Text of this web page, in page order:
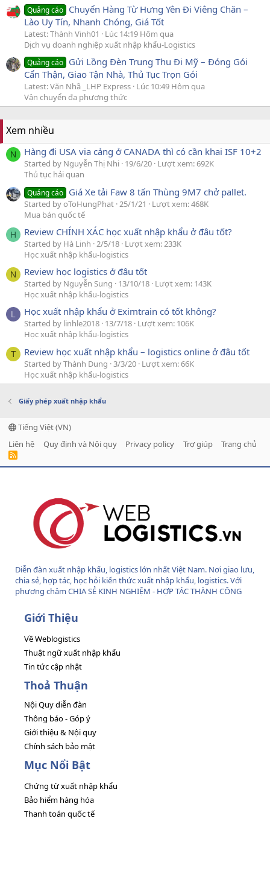
Quảng cáo Chuyển Hàng Từ Hưng Yên Đi Viêng Chăn –
Lào Uy Tín, Nhanh Chóng, Giá Tốt
Latest: Thành Vinh01
Lúc 14:19 Hôm qua
Dịch vụ doanh nghiệp xuất nhập khẩu-Logistics
Quảng cáo Gửi Lồng Đèn Trung Thu Đi Mỹ – Đóng Gói
Cẩn Thận, Giao Tận Nhà, Thủ Tục Trọn Gói
Latest: Văn Nhã _LHP Express Lúc 10:49 Hôm qua
Vận chuyển đa phương thức
Xem nhiều
N Hàng đi USA via cảng ở CANADA thì có cần khai ISF 10+2
Started by Nguyễn Thị Nhi 19/6/20 Lượt xem: 692K
Thủ tục hải quan
Quảng cáo Giá Xe tải Faw 8 tấn Thùng 9M7 chở pallet.
Started by oToHungPhat 25/1/21
Lượt xem: 468K
Mua bán quốc tế
H Review CHÍNH XÁC học xuất nhập khẩu ở đâu tốt?
Started by Hà Linh 2/5/18 Lượt xem: 233K
Học xuất nhập khẩu-logistics
N Review học logistics ở đâu tốt
Started by Nguyễn Sung 13/10/18 Lượt xem: 143K
Học xuất nhập khẩu-logistics
L Học xuất nhập khẩu ở Eximtrain có tốt không?
Started by linhle2018 13/7/18 Lượt xem: 106K
Học xuất nhập khẩu-logistics
T Review học xuất nhập khẩu – logistics online ở đâu tốt
Started by Thành Dung 3/3/20 Lượt xem: 66K
Học xuất nhập khẩu-logistics
Giấy phép xuất nhập khẩu
Tiếng Việt (VN)
Liên hệ
Quy định và Nội quy Privacy policy Trợ giúp Trang chủ
R
Diễn đàn xuất nhập khẩu, logistics lớn nhất Việt Nam. Nơi giao lưu,
chia sẻ, hợp tác, học hỏi kiến thức xuất nhập khẩu, logistics. Với
phương châm CHIA SẺ KINH NGHIỆM - HỢP TÁC THÀNH CÔNG
Giới Thiệu
Về Weblogistics
Thuật ngữ xuất nhập khẩu
Tin tức cập nhật
Thoả Thuận
Nội Quy diễn đàn
Thông báo - Góp ý
Giới thiệu & Nội quy
Chính sách bảo mật
Mục Nổi Bật
Chứng từ xuất nhập khẩu
Bảo hiểm hàng hóa
Thanh toán quốc tế